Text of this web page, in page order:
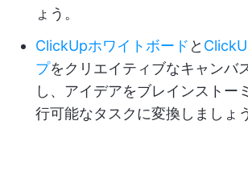
ょう。
ClickUpホワイトボード と
プをクリエイティブなキャンバ
し、アイデアをブレインストー
行可能なタスクに変換しましょ